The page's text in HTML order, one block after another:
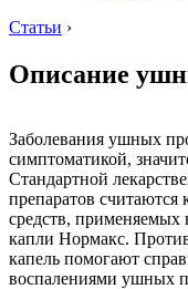
Статьи ›
Описание
Заболевания ушных
симптоматикой,
Стандартной
препаратов
средств,
капли Нормакс.
капель помогают
воспалениями ушных